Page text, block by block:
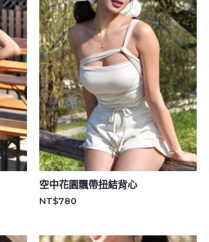
空中花園飄帶扭結背心
NT$780